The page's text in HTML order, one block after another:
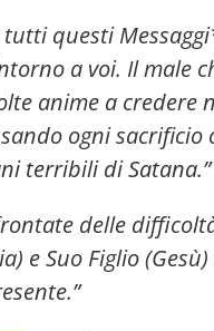
tutti questi
a voi. Il male
anime a credere
ogni
terribili di Satana.”
delle
e Suo Figlio